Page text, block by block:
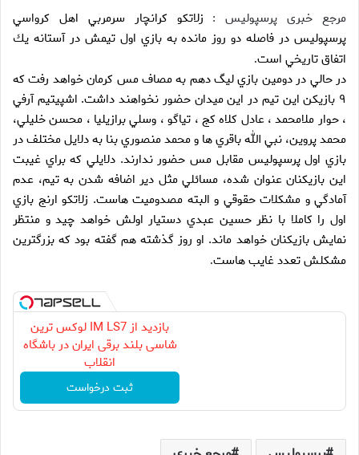
مرجع خبری پرسپولیس : زلاتكو كرانچار سرمربي اهل كرواسي
پرسپوليس در فاصله دو روز مانده به بازي اول تيمش در آستانه يك
اتفاق تاريخي است.
در حالي در دومين بازي ليگ دهم به مصاف مس كرمان خواهد رفت كه
۹ بازيكن اين تيم در اين ميدان حضور نخواهند داشت. اشپيتيم آرفي
، حوار ملامحمد ، عادل كلاه كج ، تياگو ، وسلي برازيليا ، محسن خليلي،
محمد پروين، ‌نبي الله باقري ها و محمد منصوري بنا به دلايل مختلف در
بازي اول پرسپوليس مقابل مس حضور ندارند. دلايلي كه براي غيبت
اين بازيكنان عنوان شده، مسائلي مثل دير اضافه شدن به تيم، عدم
آمادگي و مشكلات حقوقي و البته مصدوميت هاست. زلاتكو ارنج بازي
اول را كاملا با نظر حسين عبدي دستيار اولش خواهد چيد و منتظر
نمايش بازيكنان خواهد ماند. او روز گذشته هم گفته بود كه بزرگترين
مشكلش تعدد غايب هاست.
بازدید از IM LS7 لوکس ترین
شاسی بلند برقی ایران در باشگاه
انقلاب
ثبت درخواست